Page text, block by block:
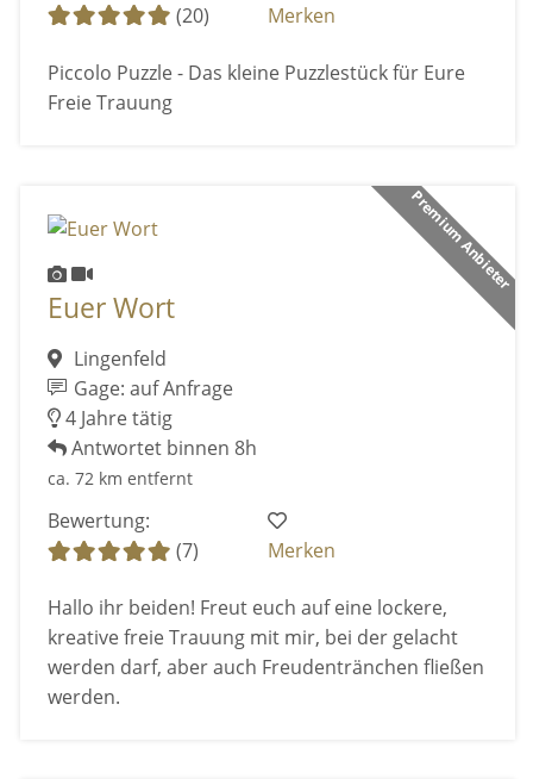
(20)
Merken
Piccolo Puzzle - Das kleine Puzzlestück für Eure
Freie Trauung
Premium Anbieter
Euer Wort
Lingenfeld
Gage: auf Anfrage
4 Jahre tätig
Antwortet binnen 8h
ca. 72 km entfernt
Bewertung:
(7)
Merken
Hallo ihr beiden! Freut euch auf eine lockere,
kreative freie Trauung mit mir, bei der gelacht
werden darf, aber auch Freudentränchen fließen
werden.